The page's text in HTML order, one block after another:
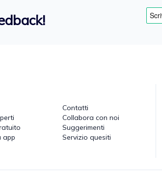
app
Contatti
Collabora con noi
Suggerimenti
Servizio quesiti